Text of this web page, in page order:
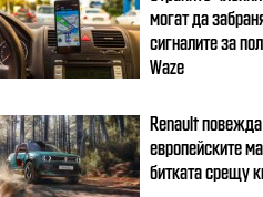
могат да
сигналите за
Waze
Renault повежда
европейските
битката срещу